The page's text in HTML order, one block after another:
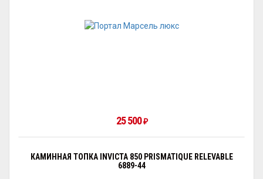
25 500₽
КАМИННАЯ ТОПКА INVICTA 850 PRISMATIQUE RELEVABLE
6889-44